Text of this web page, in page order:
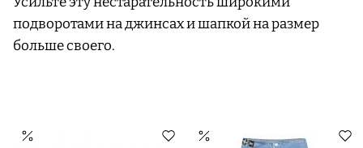
подворотами на джинсах и шапкой на размер
больше своего.